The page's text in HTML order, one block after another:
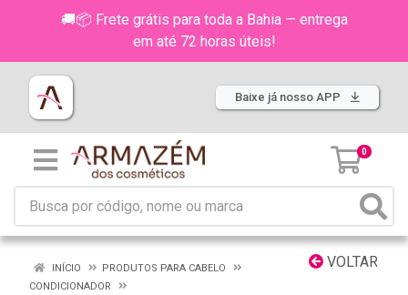
🚚📦 Frete grátis para toda a Bahia — entrega
em até 72 horas úteis!
Baixe já nosso APP
0
VOLTAR
INÍCIO
PRODUTOS PARA CABELO
CONDICIONADOR